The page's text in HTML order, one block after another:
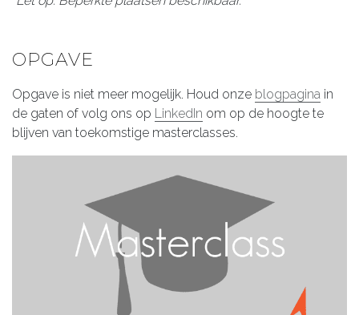
OPGAVE
Opgave is niet meer mogelijk. Houd onze blogpagina in
de gaten of volg ons op LinkedIn om op de hoogte te
blijven van toekomstige masterclasses.